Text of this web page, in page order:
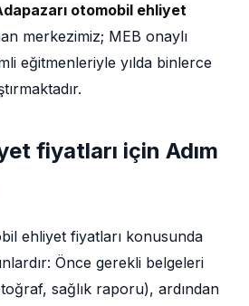
otomobil ehliyet
merkezimiz; MEB onaylı
eğitmenleriyle yılda binlerce
fiyatları için Adım
ehliyet fiyatları konusunda
Önce gerekli belgeleri
sağlık raporu), ardından